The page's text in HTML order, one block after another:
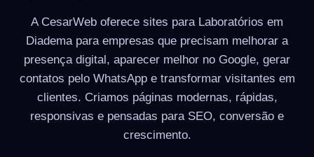
A CesarWeb oferece sites para Laboratórios em
Diadema para empresas que precisam melhorar a
presença digital, aparecer melhor no Google, gerar
contatos pelo WhatsApp e transformar visitantes em
clientes. Criamos páginas modernas, rápidas,
responsivas e pensadas para SEO, conversão e
crescimento.